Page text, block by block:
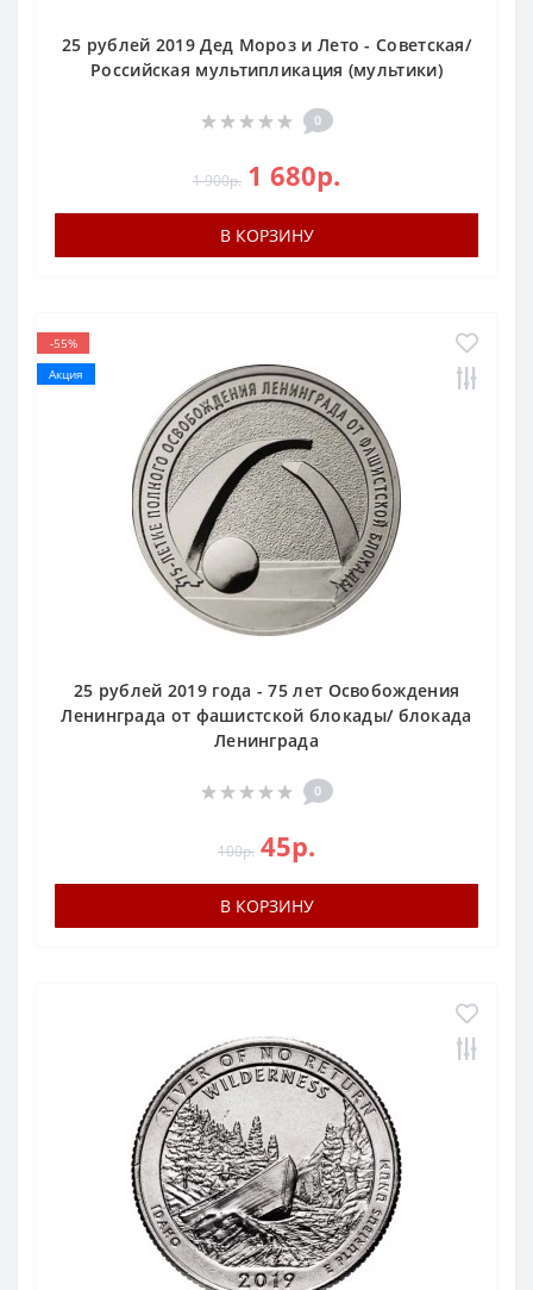
25 рублей 2019 Дед Мороз и Лето - Советская/
Российская мультипликация (мультики)
0
1 900р. 1 680р.
В КОРЗИНУ
-55%
Акция
25 рублей 2019 года - 75 лет Освобождения
Ленинграда от фашистской блокады/ блокада
Ленинграда
0
100р. 45р.
В КОРЗИНУ